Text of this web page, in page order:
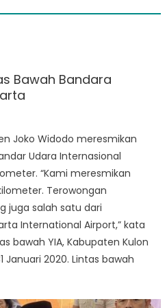
Bawah Bandara
Joko Widodo meresmikan
Udara Internasional
“Kami meresmikan
Terowongan
juga salah satu dari
International Airport,” kata
bawah YIA, Kabupaten Kulon
Januari 2020. Lintas bawah